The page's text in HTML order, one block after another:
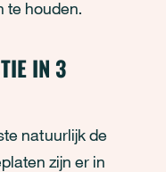
te houden.
IN 3
natuurlijk de
zijn er in